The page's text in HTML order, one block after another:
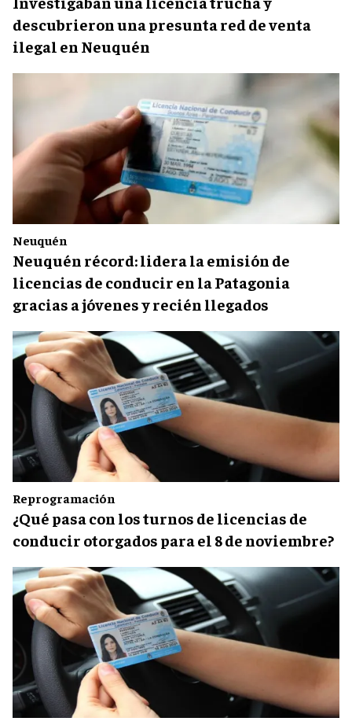
descubrieron una presunta red de venta
ilegal en Neuquén
Neuquén
Neuquén récord: lidera la emisión de
licencias de conducir en la Patagonia
gracias a jóvenes y recién llegados
Reprogramación
¿Qué pasa con los turnos de licencias de
conducir otorgados para el 8 de noviembre?